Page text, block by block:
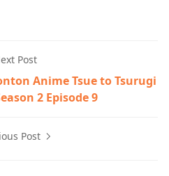
Post
Anime Tsue to Tsurugi
2 Episode 9
Post